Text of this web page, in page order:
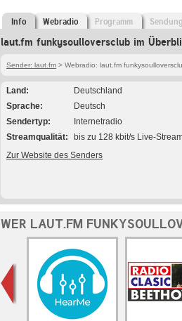
Info Webradio Programm
laut.fm funkysoulloversclub im
Sender: laut.fm > Webradio: laut.fm
Land
Deutschland
Sprache
Deutsch
Sendertyp
Internetradio
Streamqualität
bis zu 128 kbit/s Live-
Zur Website des Senders
WER LAUT.FM